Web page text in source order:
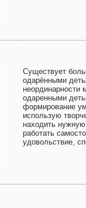
Существует
одарёнными
неординарности
одаренными
формирование
использую
находить
работать
удовольствие,